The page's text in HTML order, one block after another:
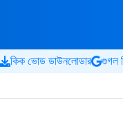
কিক ভোড ডাউনলোডার গুগল